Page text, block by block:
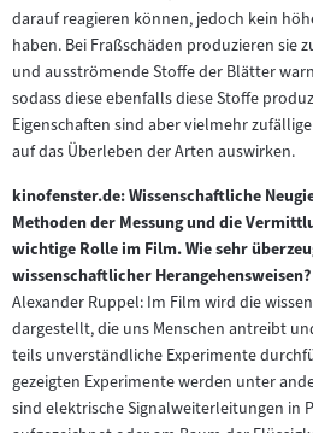
darauf reagieren können, jedoch kein
haben. Bei Fraßschäden produzieren sie
und ausströmende Stoffe der Blätter
sodass diese ebenfalls diese Stoffe
Eigenschaften sind aber vielmehr
auf das Überleben der Arten auswirken.
kinofenster.de: Wissenschaftliche
Methoden der Messung und die
wichtige Rolle im Film. Wie sehr
wissenschaftlicher Herangehensweisen?
Alexander Ruppel: Im Film wird die
dargestellt, die uns Menschen antreibt
teils unverständliche Experimente
gezeigten Experimente werden unter
sind elektrische Signalweiterleitungen in